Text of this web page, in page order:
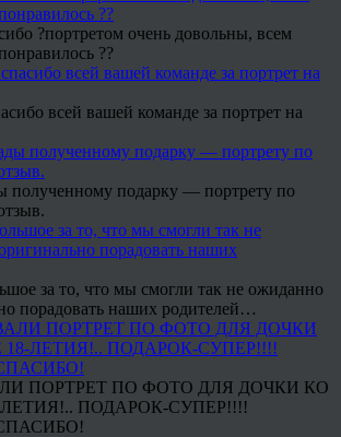
?портретом очень довольны, всем
??
всей вашей команде за портрет на
полученному подарку — портрету по
за то, что мы смогли так не ожиданно
порадовать наших родителей…
ПОРТРЕТ ПО ФОТО ДЛЯ ДОЧКИ КО
ПОДАРОК-СУПЕР!!!!